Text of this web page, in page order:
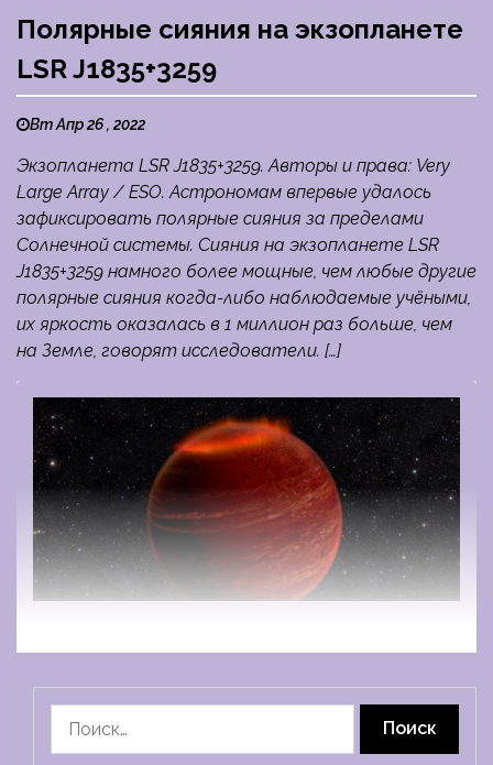
Полярные сияния на экзопланете
LSR J1835+3259
Вт Апр 26 , 2022
Экзопланета LSR J1835+3259. Авторы и права: Very
Large Array / ESO. Астрономам впервые удалось
зафиксировать полярные сияния за пределами
Солнечной системы. Сияния на экзопланете LSR
J1835+3259 намного более мощные, чем любые другие
полярные сияния когда-либо наблюдаемые учёными,
их яркость оказалась в 1 миллион раз больше, чем
на Земле, говорят исследователи. […]